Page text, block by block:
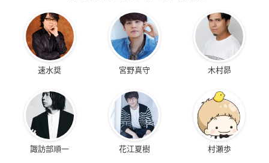
速水奨 宮野真守 木村昴
諏訪部順一 花江夏樹 村瀬歩